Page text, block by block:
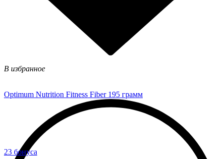
В избранное
Optimum Nutrition Fitness Fiber 195 грамм
23 бонуса